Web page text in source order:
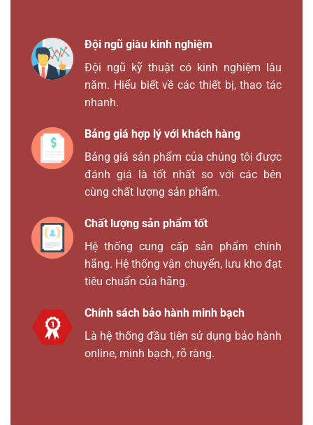
Đội ngũ giàu kinh nghiệm
Đội ngũ kỹ thuật có kinh nghiệm lâu
năm. Hiểu biết về các thiết bị, thao tác
nhanh.
Bảng giá hợp lý với khách hàng
Bảng giá sản phẩm của chúng tôi được
đánh giá là tốt nhất so với các bên
cùng chất lượng sản phẩm.
Chất lượng sản phẩm tốt
Hệ thống cung cấp sản phẩm chính
hãng. Hệ thống vận chuyển, lưu kho đạt
tiêu chuẩn của hãng.
Chính sách bảo hành minh bạch
Là hệ thống đầu tiên sử dụng bảo hành
online, minh bạch, rõ ràng.